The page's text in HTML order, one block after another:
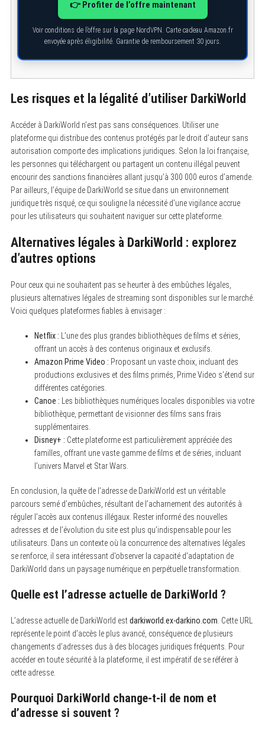
👉 Profiter de l’offre maintenant
Voir conditions de l’offre sur la page NordVPN. Carte cadeau Amazon.fr
envoyée après éligibilité. Garantie de remboursement 30 jours.
Les risques et la légalité d’utiliser DarkiWorld
Accéder à DarkiWorld n’est pas sans conséquences. Utiliser une
plateforme qui distribue des contenus protégés par le droit d’auteur sans
autorisation comporte des implications juridiques. Selon la loi française,
les personnes qui téléchargent ou partagent un contenu illégal peuvent
encourir des sanctions financières allant jusqu’à 300 000 euros d’amende.
Par ailleurs, l’équipe de DarkiWorld se situe dans un environnement
juridique très risqué, ce qui souligne la nécessité d’une vigilance accrue
pour les utilisateurs qui souhaitent naviguer sur cette plateforme.
Alternatives légales à DarkiWorld : explorez
d’autres options
Pour ceux qui ne souhaitent pas se heurter à des embûches légales,
plusieurs alternatives légales de streaming sont disponibles sur le marché.
Voici quelques plateformes fiables à envisager :
Netflix : L’une des plus grandes bibliothèques de films et séries,
offrant un accès à des contenus originaux et exclusifs.
Amazon Prime Video : Proposant un vaste choix, incluant des
productions exclusives et des films primés, Prime Video s’étend sur
différentes catégories.
Canoe : Les bibliothèques numériques locales disponibles via votre
bibliothèque, permettant de visionner des films sans frais
supplémentaires.
Disney+ : Cette plateforme est particulièrement appréciée des
familles, offrant une vaste gamme de films et de séries, incluant
l’univers Marvel et Star Wars.
En conclusion, la quête de l’adresse de DarkiWorld est un véritable
parcours semé d’embûches, résultant de l’acharnement des autorités à
réguler l’accès aux contenus illégaux. Rester informé des nouvelles
adresses et de l’évolution du site est plus qu’indispensable pour les
utilisateurs. Dans un contexte où la concurrence des alternatives légales
se renforce, il sera intéressant d’observer la capacité d’adaptation de
DarkiWorld dans un paysage numérique en perpétuelle transformation.
Quelle est l’adresse actuelle de DarkiWorld ?
L’adresse actuelle de DarkiWorld estdarkiworld.ex-darkino.com . Cette URL
représente le point d’accès le plus avancé, conséquence de plusieurs
changements d’adresses dus à des blocages juridiques fréquents. Pour
accéder en toute sécurité à la plateforme, il est impératif de se référer à
cette adresse.
Pourquoi DarkiWorld change-t-il de nom et
d’adresse si souvent ?